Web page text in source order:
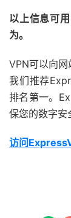
以上信息可
为。
VPN可以向网
我们推荐
排名第一。
保您的数字安
访问